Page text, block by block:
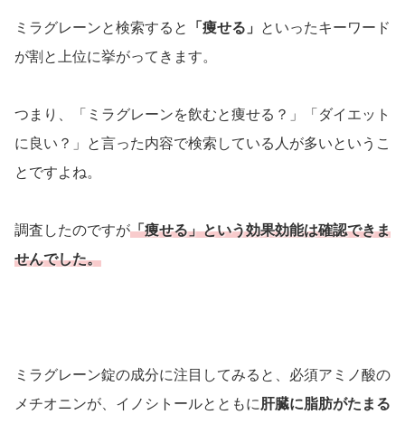
ミラグレーンと検索すると 「痩せる」
といったキーワード
が割と上位に挙がってきます。
つまり、「ミラグレーンを飲むと痩せる？」「ダイエット
に良い？」と言った内容で検索している人が多いというこ
とですよね。
調査したのですが「痩せる」という効果効能は確認できま
せんでした。
ミラグレーン錠の成分に注目してみると、必須アミノ酸の
メチオニンが、イノシトールとともに肝臓に脂肪がたまる